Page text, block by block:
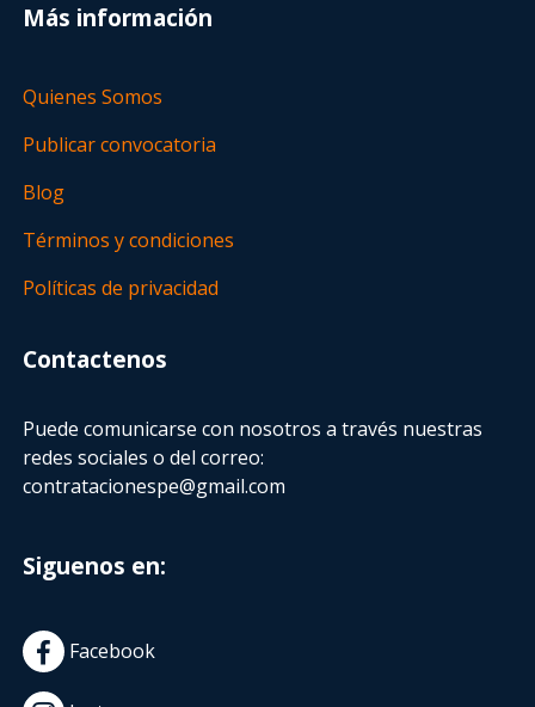
Más información
Quienes Somos
Publicar convocatoria
Blog
Términos y condiciones
Políticas de privacidad
Contactenos
Puede comunicarse con nosotros a través nuestras
redes sociales o del correo:
contratacionespe@gmail.com
Siguenos en:
Facebook